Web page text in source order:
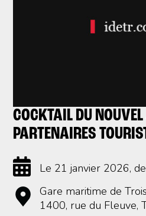
COCKTAIL DU
PARTENAIRES
Le 21 janvier 2026,
Gare maritime de
1400, rue du Fleuve,